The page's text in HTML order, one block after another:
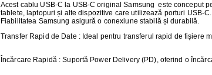
LAPTOPURI, DESKTOP, IT
Acest cablu USB-C la USB-C original Samsung este conceput
tablete, laptopuri și alte dispozitive care utilizează porturi USB-
Fiabilitatea Samsung asigură o conexiune stabilă și durabilă.
Transfer Rapid de Date : Ideal pentru transferul rapid de fișiere
Încărcare Rapidă : Suportă Power Delivery (PD), oferind o